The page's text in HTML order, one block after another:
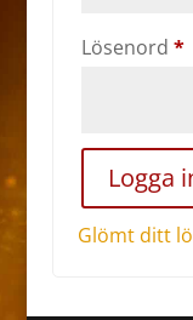
Lösenord *
Logga
Glömt ditt